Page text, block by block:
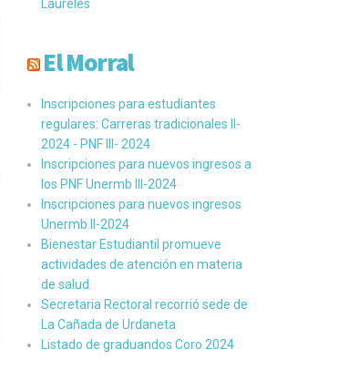
Laureles
El Morral
Inscripciones para estudiantes
regulares: Carreras tradicionales II-
2024 - PNF III- 2024
Inscripciones para nuevos ingresos a
los PNF Unermb III-2024
Inscripciones para nuevos ingresos
Unermb II-2024
Bienestar Estudiantil promueve
actividades de atención en materia
de salud.
Secretaria Rectoral recorrió sede de
La Cañada de Urdaneta
Listado de graduandos Coro 2024